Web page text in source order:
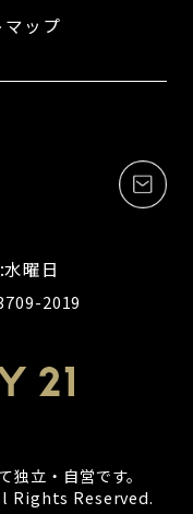
マップ
曜日
2019
独立・自営です。
Rights Reserved.